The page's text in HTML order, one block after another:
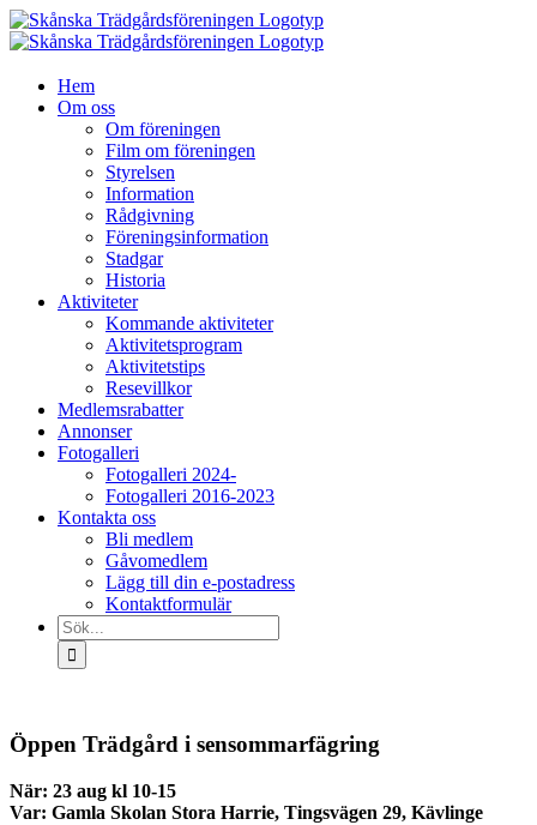
Fortsätt
till
Hem
Om oss
Om föreningen
Film om föreningen
Styrelsen
Information
Rådgivning
Föreningsinformation
Stadgar
Historia
Aktiviteter
Kommande aktiviteter
Aktivitetsprogram
Aktivitetstips
Resevillkor
Medlemsrabatter
Annonser
Fotogalleri
Fotogalleri 2024-
Fotogalleri 2016-2023
Kontakta oss
Bli medlem
Gåvomedlem
Lägg till din e-postadress
Kontaktformulär
Sök
efter:
Öppen Trädgård i sensommarfägring
När: 23 aug kl 10-15
Var: Gamla Skolan Stora Harrie, Tingsvägen 29, Kävlinge